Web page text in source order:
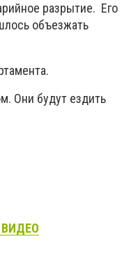
разрытие. Его
объезжать
Они будут ездить
ВИДЕО